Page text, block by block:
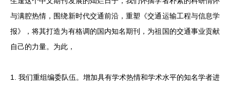
与满腔热情，围绕新时代交通前沿，重塑《交通运输工程与信息学
报》，将其打造为有格调的国内知名期刊，为祖国的交通事业贡献
自己的力量。为此，
1. 我们重组编委队伍。增加具有学术热情和学术水平的知名学者进